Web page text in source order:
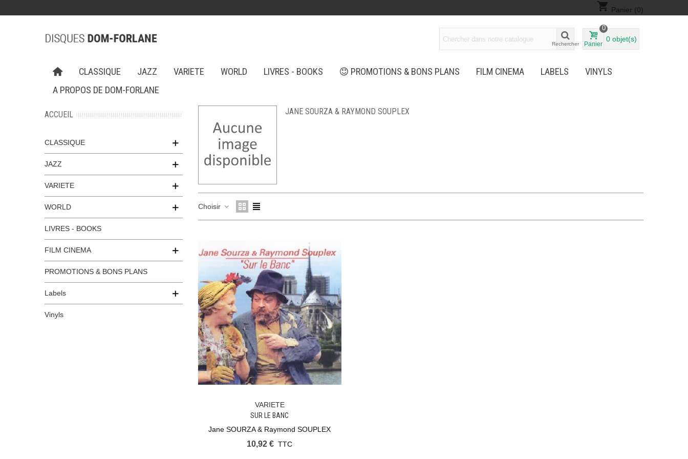
shopping_cart Panier (0)
Rechercher Panier
0
0 objet(s)
CLASSIQUE JAZZ VARIETE WORLD LIVRES - BOOKS PROMOTIONS & BONS PLANS FILM CINEMA LABELS
VINYLS
A PROPOS DE DOM-FORLANE
ACCUEIL
CLASSIQUE
JAZZ
VARIETE
WORLD
LIVRES - BOOKS
FILM CINEMA
PROMOTIONS & BONS PLANS
Labels
Vinyls
JANE SOURZA & RAYMOND SOUPLEX
Choisir
Ajouter Au Panier
VARIETE
SUR LE BANC
Jane SOURZA & Raymond SOUPLEX
10,92 € TTC